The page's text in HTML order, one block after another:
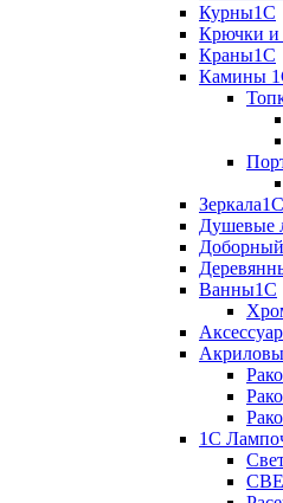
Курны1С
Крючки и
Краны1С
Камины
Зеркала1С
Душевые
Ванны1С
1С